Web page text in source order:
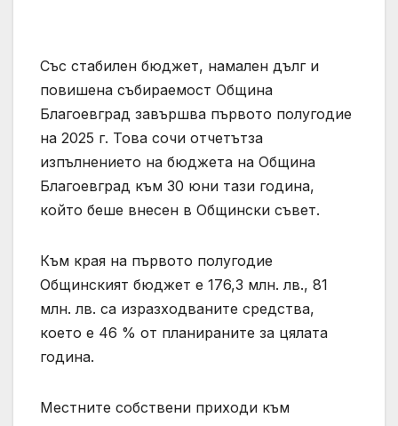
Със стабилен бюджет, намален дълг и
повишена събираемост Община
Благоевград завършва първото полугодие
на 2025 г. Това сочи отчетътза
изпълнението на бюджета на Община
Благоевград към 30 юни тази година,
който беше внесен в Общински съвет.
Към края на първото полугодие
Общинският бюджет е 176,3 млн. лв., 81
млн. лв. са изразходваните средства,
което е 46 % от планираните за цялата
година.
Местните собствени приходи към